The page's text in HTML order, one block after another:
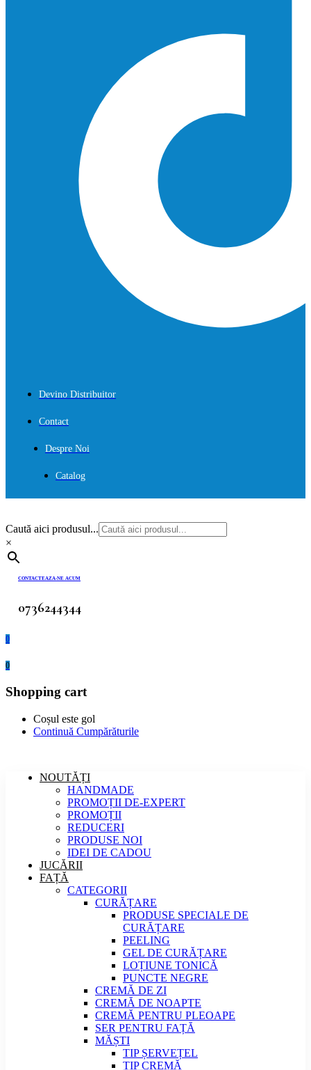
Devino Distribuitor
Contact
Despre Noi
Catalog
Caută aici produsul...
×
CONTACTEAZA-NE ACUM
0736244344
0
0
Shopping cart
Coșul este gol
Continuă Cumpărăturile
NOUTĂȚI
HANDMADE
PROMOȚII DE-EXPERT
PROMOȚII
REDUCERI
PRODUSE NOI
IDEI DE CADOU
JUCĂRII
FAȚĂ
CATEGORII
CURĂȚARE
PRODUSE SPECIALE DE
CURĂȚARE
PEELING
GEL DE CURĂȚARE
LOȚIUNE TONICĂ
PUNCTE NEGRE
CREMĂ DE ZI
CREMĂ DE NOAPTE
CREMĂ PENTRU PLEOAPE
SER PENTRU FAȚĂ
MĂȘTI
TIP ȘERVEȚEL
TIP CREMĂ